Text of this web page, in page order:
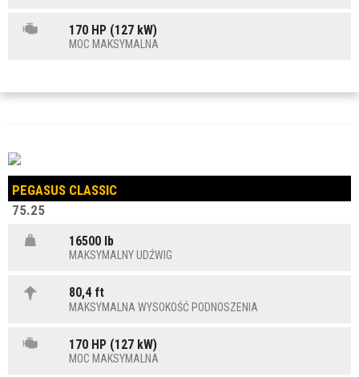
170 HP (127 kW)
MOC MAKSYMALNA
PEGASUS CLASSIC
75.25
16500 lb
MAKSYMALNY UDŹWIG
80,4 ft
MAKSYMALNA WYSOKOŚĆ PODNOSZENIA
170 HP (127 kW)
MOC MAKSYMALNA